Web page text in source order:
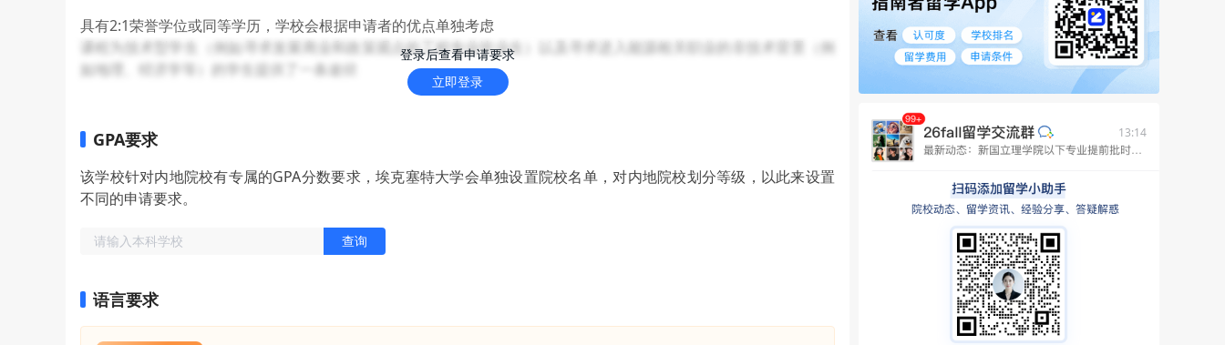
登录后查看申请要求
立即登录
具有2:1荣誉学位或同等学历，学校会根据申请者的优点单独考虑
课程为技术型学生（例如寻求发展商业和政策观点的工程专业毕业生）以及寻求进入能源相关职业的非技术背景（例
如地理、经济学等）的学生提供了一条途径
GPA要求
该学校针对内地院校有专属的GPA分数要求，埃克塞特大学会单独设置院校名单，对内地院校划分等级，以此来设置
不同的申请要求。
查询
语言要求
13:14